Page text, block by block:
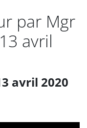
par Mgr
avril
avril 2020